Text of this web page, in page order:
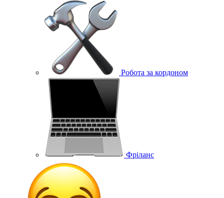
Робота за кордоном
Фріланс